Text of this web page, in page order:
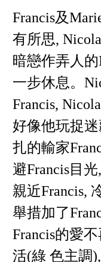
Francis及
有所思,
暗戀作弄人
一步休息。
Francis,
好像他玩捉
扎的輸家
避Francis目
親近Francis,
舉措加了
Francis的愛
活(綠 色主調